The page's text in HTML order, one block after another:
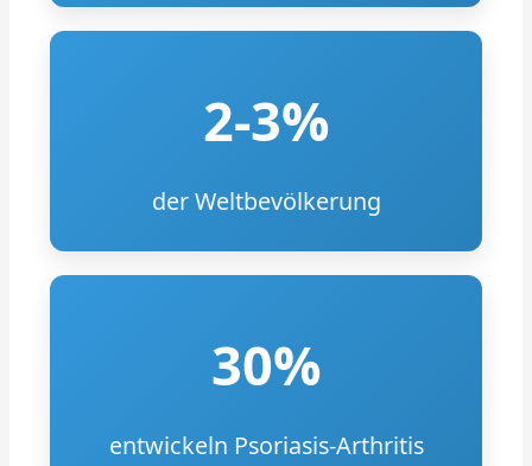
2-3%
der Weltbevölkerung
30%
entwickeln Psoriasis-Arthritis